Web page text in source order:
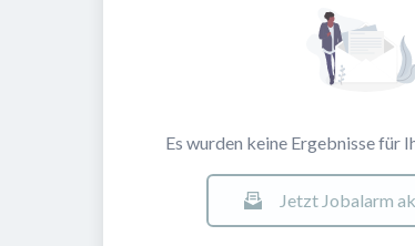
Es wurden keine Ergebnisse für
Jetzt Jobalarm